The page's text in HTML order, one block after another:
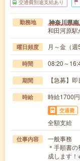
交通費別途支給あり
勤務地 神奈川県
和田河原
曜日頻度 月～金（
時間 08:20～
期間 【急募】
時給 時給1700
交通費
全額支給
仕事内容
一般事務
＊手順書
成します